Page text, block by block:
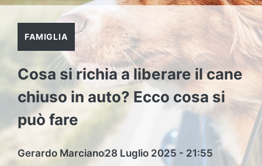
FAMIGLIA
Cosa si richia a liberare il cane
chiuso in auto? Ecco cosa si
può fare
Gerardo Marciano28 Luglio 2025 - 21:55